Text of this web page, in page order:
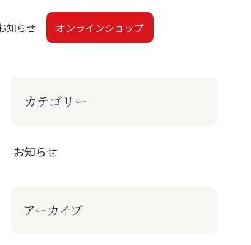
知らせ オンラインショップ
カテゴリー
お知らせ
アーカイブ